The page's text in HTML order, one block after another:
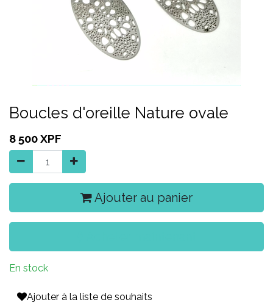
Boucles d'oreille Nature ovale
8 500XPF
Ajouter au panier
En stock
Ajouter à la liste de souhaits